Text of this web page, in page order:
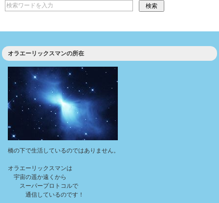
オラエーリックスマンの所在
橋の下で生活しているのではありません。
オラエーリックスマンは
宇宙の遥か遠くから
スーパープロトコルで
通信しているのです！